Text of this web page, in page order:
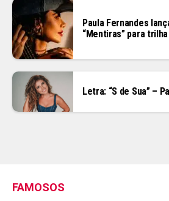
Paula Fernandes
“Mentiras” para
Letra: “S de Sua” –
FAMOSOS